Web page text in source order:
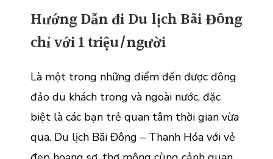
Dẫn
đi
Du
Bãi
Đông
chỉ
Hướng Dẫn đi Du lịch Bãi Đông
chỉ với 1 triệu/người
Là một trong những điểm đến được đông
đảo du khách trong và ngoài nước, đặc
biệt là các bạn trẻ quan tâm thời gian vừa
qua. Du lịch Bãi Đông – Thanh Hóa với vẻ